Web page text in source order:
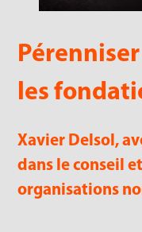
les
Xavier Delsol,
dans le conseil
organisations